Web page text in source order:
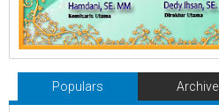
Populars Archive